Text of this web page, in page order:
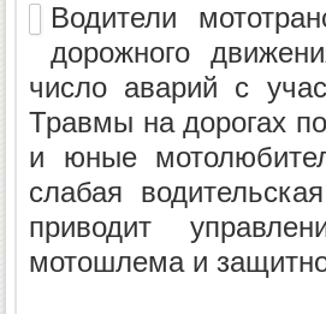
Водители
дорожного
число аварий с
Травмы на дорогах
и юные
слабая
приводит
мотошлема и